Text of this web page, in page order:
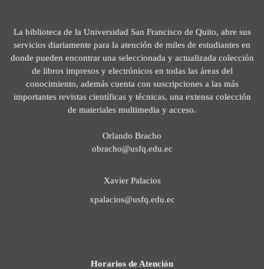
La biblioteca de la Universidad San Francisco de Quito, abre sus
servicios diariamente para la atención de miles de estudiantes en
donde pueden encontrar una seleccionada y actualizada colección
de libros impresos y electrónicos en todas las áreas del
conocimiento, además cuenta con suscripciones a las más
importantes revistas científicas y técnicas, una extensa colección
de materiales multimedia y acceso.
Orlando Bracho
obracho@usfq.edu.ec
Xavier Palacios
xpalacios@usfq.edu.ec
Horarios de Atención